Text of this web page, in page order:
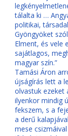
tálalta ki …
politikai,
Gyöngyöket
Elment, és vele
sajátlagos,
magyar szín.”
Tamási Áron
újságírás lett a
olvastuk ezeket
ilyenkor mindig
fekszem, s a
a derű
mese